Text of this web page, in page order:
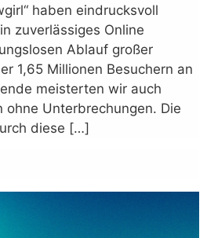
haben eindrucksvoll
zuverlässiges Online
Ablauf großer
1,65 Millionen Besuchern an
meisterten wir auch
ohne Unterbrechungen. Die
diese […]